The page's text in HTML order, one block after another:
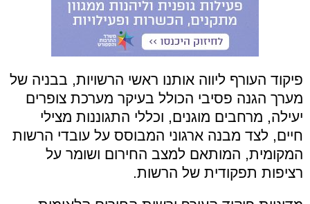
פיקוד העורף ליווה אותנו ראשי הרשויות, בבניה של
מערך הגנה פסיבי הכולל בעיקר מערכת צופרים
יעילה, מרחבים מוגנים, וכללי התגוננות מצילי
חיים, לצד מבנה ארגוני המבוסס על עובדי הרשות
המקומית, המותאם למצב החירום ושומר על
רציפות תפקודית של הרשות.